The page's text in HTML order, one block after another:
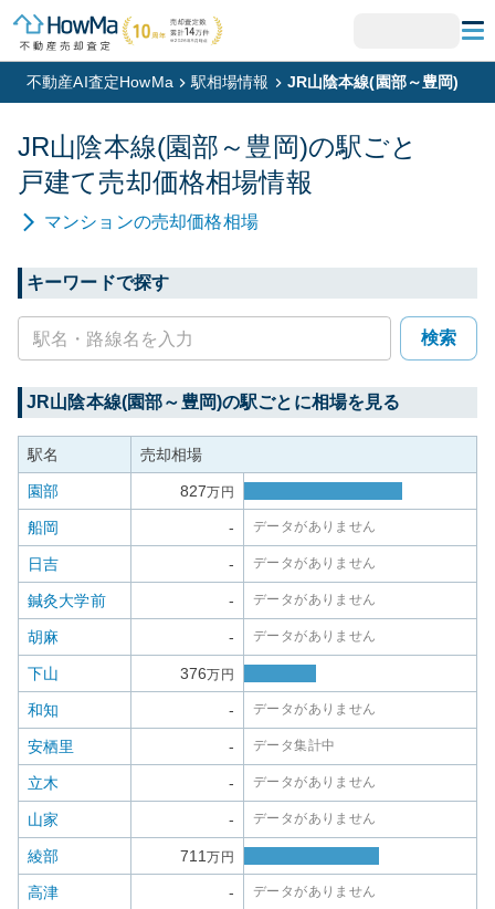
不動産AI査定HowMa 駅相場情報 JR山陰本線(園部～豊岡)
JR山陰本線(園部～豊岡)の駅ごと
戸建て売却価格相場情報
マンションの売却価格相場
キーワードで探す
検索
JR山陰本線(園部～豊岡)の駅ごとに相場を見る
駅名 売却相場
園部 827万円
船岡 - データがありません
日吉 - データがありません
鍼灸大学前 - データがありません
胡麻 - データがありません
下山 376万円
和知 - データがありません
安栖里 - データ集計中
立木 - データがありません
山家 - データがありません
綾部 711万円
高津 - データがありません